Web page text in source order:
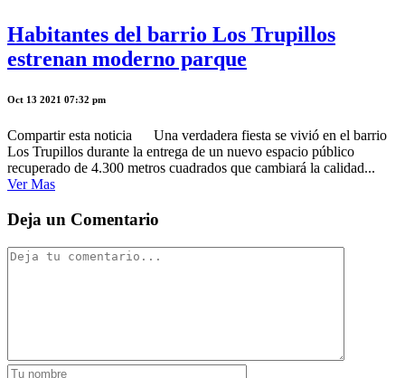
Habitantes del barrio Los Trupillos
estrenan moderno parque
Oct 13 2021 07:32 pm
Compartir esta noticia Una verdadera fiesta se vivió en el barrio
Los Trupillos durante la entrega de un nuevo espacio público
recuperado de 4.300 metros cuadrados que cambiará la calidad...
Ver Mas
Deja un Comentario